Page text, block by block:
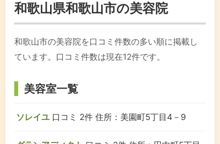
和歌山県和歌山市の美容院
和歌山市の美容院を口コミ件数の多い順に掲載し
ています。口コミ件数は現在12件です。
美容室一覧
ソレイユ 口コミ 2件 住所：美園町5丁目4－9